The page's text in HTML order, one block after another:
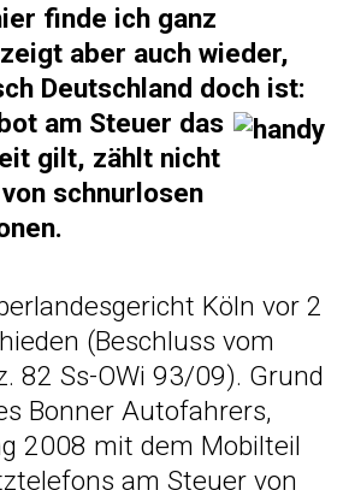
finde ich ganz
aber auch wieder,
Deutschland doch ist:
am Steuer das
gilt, zählt nicht
schnurlosen
Köln vor 2
(Beschluss vom
82 Ss-OWi 93/09). Grund
Bonner Autofahrers,
2008 mit dem Mobilteil
am Steuer von